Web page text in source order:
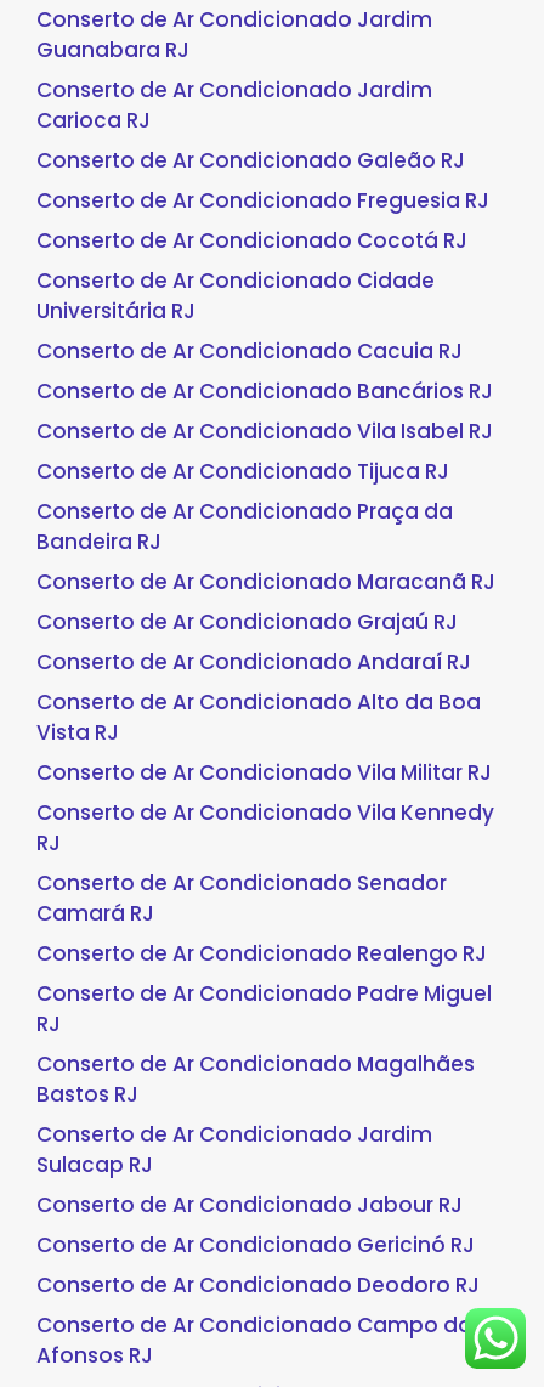
Conserto de Ar Condicionado Jardim
Guanabara RJ
Conserto de Ar Condicionado Jardim
Carioca RJ
Conserto de Ar Condicionado Galeão RJ
Conserto de Ar Condicionado Freguesia RJ
Conserto de Ar Condicionado Cocotá RJ
Conserto de Ar Condicionado Cidade
Universitária RJ
Conserto de Ar Condicionado Cacuia RJ
Conserto de Ar Condicionado Bancários RJ
Conserto de Ar Condicionado Vila Isabel RJ
Conserto de Ar Condicionado Tijuca RJ
Conserto de Ar Condicionado Praça da
Bandeira RJ
Conserto de Ar Condicionado Maracanã RJ
Conserto de Ar Condicionado Grajaú RJ
Conserto de Ar Condicionado Andaraí RJ
Conserto de Ar Condicionado Alto da Boa
Vista RJ
Conserto de Ar Condicionado Vila Militar RJ
Conserto de Ar Condicionado Vila Kennedy
RJ
Conserto de Ar Condicionado Senador
Camará RJ
Conserto de Ar Condicionado Realengo RJ
Conserto de Ar Condicionado Padre Miguel
RJ
Conserto de Ar Condicionado Magalhães
Bastos RJ
Conserto de Ar Condicionado Jardim
Sulacap RJ
Conserto de Ar Condicionado Jabour RJ
Conserto de Ar Condicionado Gericinó RJ
Conserto de Ar Condicionado Deodoro RJ
Conserto de Ar Condicionado Campo dos
Afonsos RJ